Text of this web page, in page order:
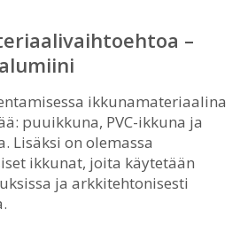
–
ikkunamateriaalina
puuikkuna, PVC-ikkuna ja
Lisäksi on olemassa
ikkunat, joita käytetään
ja arkkitehtonisesti